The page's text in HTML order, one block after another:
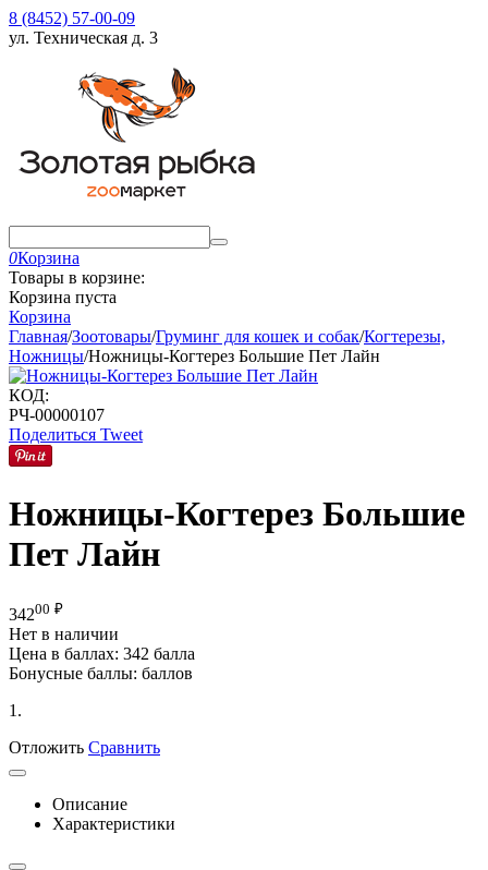
8 (8452) 57-00-09
ул. Техническая д. 3
0Корзина
Товары в корзине:
Корзина пуста
Корзина
Главная/Зоотовары/Груминг для кошек и собак/Когтерезы,
Ножницы/Ножницы-Когтерез Большие Пет Лайн
КОД:
РЧ-00000107
Поделиться Tweet
Ножницы-Когтерез Большие
Пет Лайн
34200 ₽
Нет в наличии
Цена в баллах: 342 балла
Бонусные баллы: баллов
1.
Отложить Сравнить
Описание
Характеристики